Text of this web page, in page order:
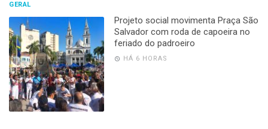
GERAL
Projeto social movimenta Praça São
Salvador com roda de capoeira no
feriado do padroeiro
HÁ 6 HORAS